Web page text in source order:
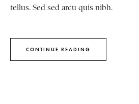
tellus. Sed sed arcu quis nibh.
CONTINUE READING